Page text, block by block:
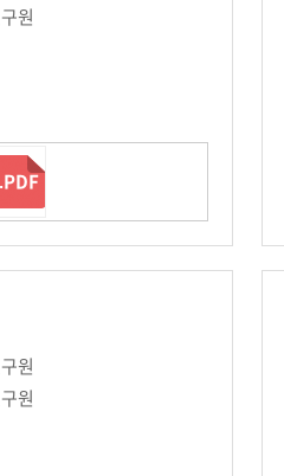
원
.PDF
원
원